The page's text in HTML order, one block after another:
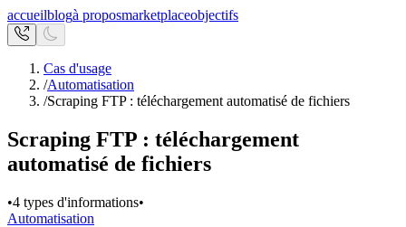
accueilblogà proposmarketplaceobjectifs
Cas d'usage
/Automatisation
/Scraping FTP : téléchargement automatisé de fichiers
Scraping FTP : téléchargement
automatisé de fichiers
•4 types d'informations•
Automatisation